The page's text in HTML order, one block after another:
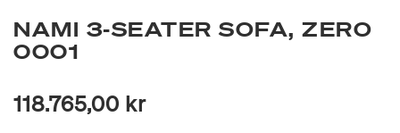
NAMI 3-SEATER SOFA, ZERO
0001
118.765,00 kr